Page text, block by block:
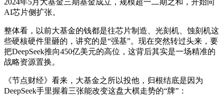
2024年5月大基金三期基金成立，规模超一二期之和，开始向
AI芯片侧扩张。
整体看，以前大基金的钱都是往芯片制造、光刻机、蚀刻机这
些硬核硬件里砸的，讲究的是“强基”。现在突然转过头来，要
把DeepSeek推向450亿美元的高位，这背后其实是一场精准的
战略资源置换。
《节点财经》看来，大基金之所以投他，归根结底是因为
DeepSeek手里握着三张能改变这盘大棋走势的“牌”：